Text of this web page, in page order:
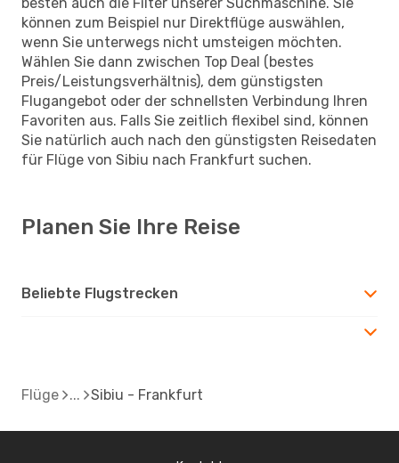
können zum Beispiel nur Direktflüge auswählen,
wenn Sie unterwegs nicht umsteigen möchten.
Wählen Sie dann zwischen Top Deal (bestes
Preis/Leistungsverhältnis), dem günstigsten
Flugangebot oder der schnellsten Verbindung Ihren
Favoriten aus. Falls Sie zeitlich flexibel sind, können
Sie natürlich auch nach den günstigsten Reisedaten
für Flüge von Sibiu nach Frankfurt suchen.
Planen Sie Ihre Reise
Beliebte Flugstrecken
Flüge Sibiu - Frankfurt